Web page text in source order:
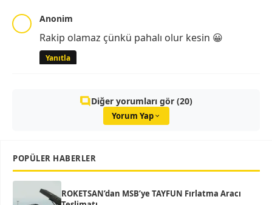
Anonim
Rakip olamaz çünkü pahalı olur kesin 😀
Yanıtla
Diğer yorumları gör (20)
Yorum Yap
POPÜLER HABERLER
ROKETSAN’dan MSB’ye TAYFUN Fırlatma Aracı